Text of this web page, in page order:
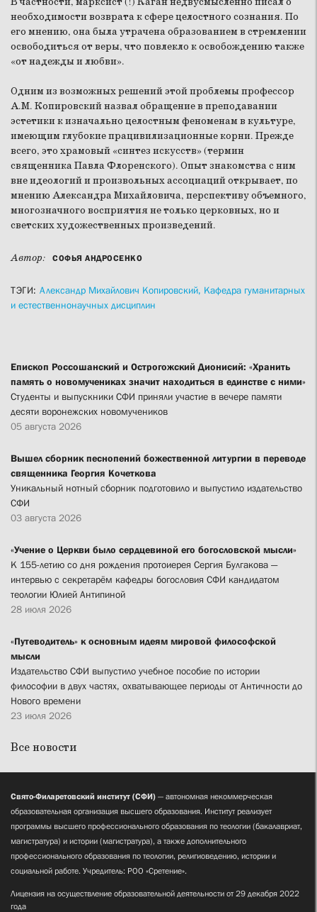
необходимости возврата к сфере целостного сознания. По
его мнению, она была утрачена образованием в стремлении
освободиться от веры, что повлекло к освобождению также
«от надежды и любви».
Одним из возможных решений этой проблемы профессор
А.М. Копировский назвал обращение в преподавании
эстетики к изначально целостным феноменам в культуре,
имеющим глубокие працивилизационные корни. Прежде
всего, это храмовый «синтез искусств» (термин
священника Павла Флоренского). Опыт знакомства с ним
вне идеологий и произвольных ассоциаций открывает, по
мнению Александра Михайловича, перспективу объемного,
многозначного восприятия не только церковных, но и
светских художественных произведений.
Автор: СОФЬЯ АНДРОСЕНКО
ТЭГИ: Александр Михайлович Копировский, Кафедра гуманитарных
и естественнонаучных дисциплин
Епископ Россошанский и Острогожский Дионисий: «Хранить
память о новомучениках значит находиться в единстве с ними»
Студенты и выпускники СФИ приняли участие в вечере памяти
десяти воронежских новомучеников
05 августа 2026
Вышел сборник песнопений божественной литургии в переводе
священника Георгия Кочеткова
Уникальный нотный сборник подготовило и выпустило издательство
СФИ
03 августа 2026
«Учение о Церкви было сердцевиной его богословской мысли»
К 155-летию со дня рождения протоиерея Сергия Булгакова —
интервью с секретарём кафедры богословия СФИ кандидатом
теологии Юлией Антипиной
28 июля 2026
«Путеводитель» к основным идеям мировой философской
мысли
Издательство СФИ выпустило учебное пособие по истории
философии в двух частях, охватывающее периоды от Античности до
Нового времени
23 июля 2026
Все новости
Свято-Филаретовский институт (СФИ) — автономная некоммерческая
образовательная организация высшего образования. Институт реализует
программы высшего профессионального образования по теологии (бакалавриат,
магистратура) и истории (магистратура), а также дополнительного
профессионального образования по теологии, религиоведению, истории и
социальной работе. Учредитель: РОО «Сретение».
Лицензия на осуществление образовательной деятельности от 29 декабря 2022
года